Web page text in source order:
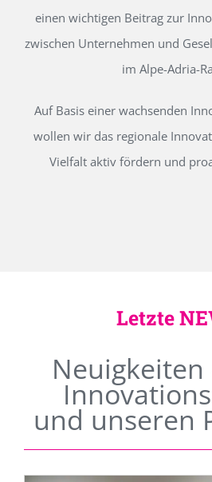
einen wichtigen Beitrag zur
zwischen Unternehmen und
im Alpe-Adria-
Auf Basis einer wachsenden
wollen wir das regionale
Vielfalt aktiv fördern und
Letzte
und unseren